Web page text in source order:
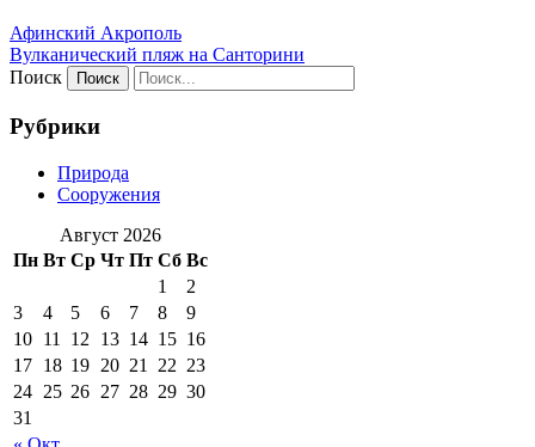
Афинский Акрополь
Вулканический пляж на Санторини
Поиск
Рубрики
Природа
Сооружения
Август 2026
Пн Вт Ср Чт Пт Сб Вс
1
2
3
4 5 6 7 8
9
10 11 12 13 14 15 16
17 18 19 20 21 22 23
24 25 26 27 28 29 30
31